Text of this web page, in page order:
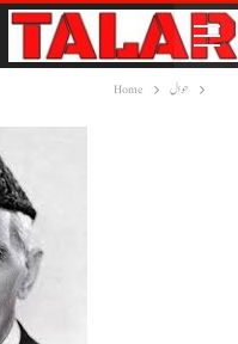
Home حوال